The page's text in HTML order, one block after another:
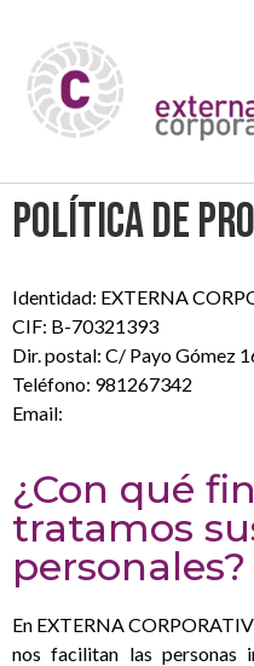
Política de
Identidad: EXTERNA
CIF: B-70321393
Dir. postal: C/ Payo Gómez
Teléfono: 981267342
Email:
¿Con qué
tratamos
personales?
En EXTERNA
nos facilitan las personas